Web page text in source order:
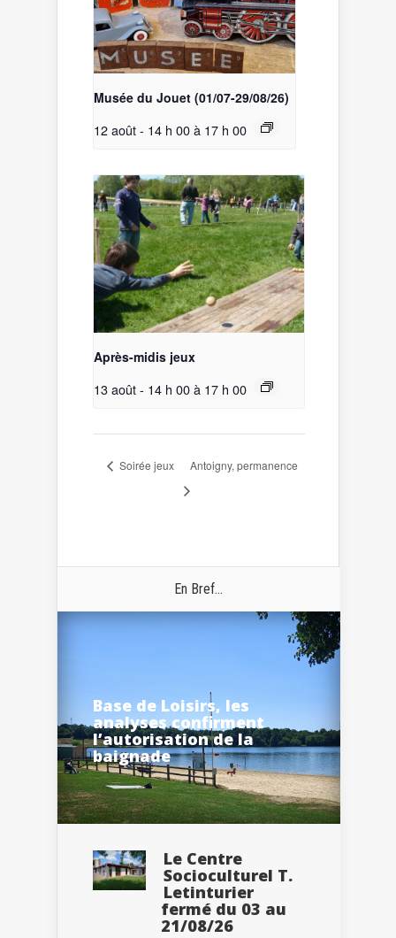
Musée du Jouet (01/07-29/08/26)
12 août - 14 h 00à 17 h 00
Après-midis jeux
13 août - 14 h 00à 17 h 00
Soirée jeux Antoigny, permanence
En Bref...
Base de Loisirs, les
analyses confirment
l’autorisation de la
baignade
Le Centre
Socioculturel T.
Letinturier
fermé du 03 au
21/08/26